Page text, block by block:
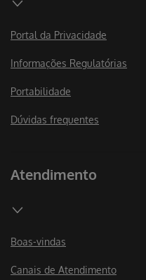
Portal da Privacidade
Informações Regulatórias
Portabilidade
Dúvidas frequentes
Atendimento
Boas-vindas
Canais de Atendimento